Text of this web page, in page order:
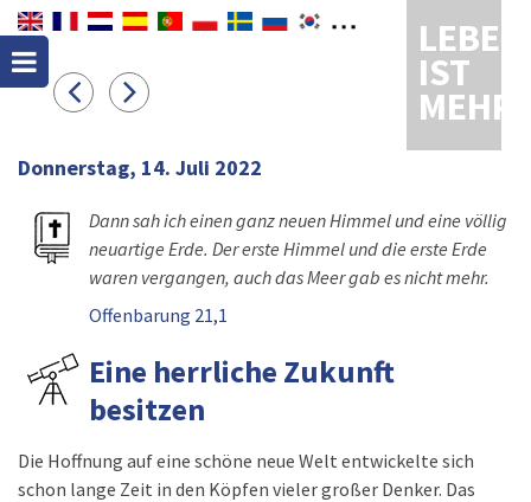
LEBEN
IST
MEHR
Donnerstag, 14. Juli 2022
Dann sah ich einen ganz neuen Himmel und eine völlig
neuartige Erde. Der erste Himmel und die erste Erde
waren vergangen, auch das Meer gab es nicht mehr.
Offenbarung 21,1
Eine herrliche Zukunft
besitzen
Die Hoffnung auf eine schöne neue Welt entwickelte sich
schon lange Zeit in den Köpfen vieler großer Denker. Das